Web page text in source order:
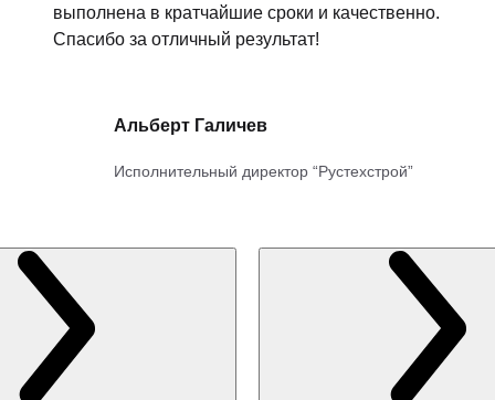
выполнена в кратчайшие сроки и качественно.
Спасибо за отличный результат!
Альберт Галичев
Исполнительный директор “Рустехстрой”